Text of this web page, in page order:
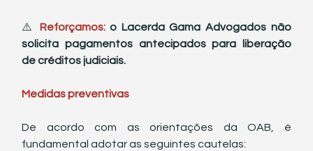
⚠️ Reforçamos: o Lacerda Gama Advogados não
solicita pagamentos antecipados para liberação
de créditos judiciais.
Medidas preventivas
De acordo com as orientações da OAB, é
fundamental adotar as seguintes cautelas: